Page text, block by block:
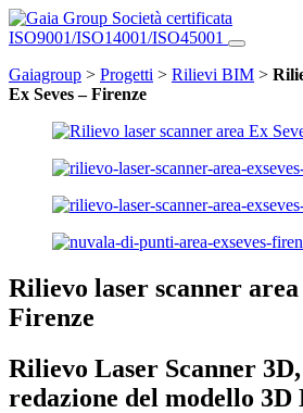
Società certificata
ISO9001/ISO14001/ISO45001
Gaiagroup > Progetti > Rilievi BIM >
Ex Seves – Firenze
Rilievo laser scanner area
Firenze
Rilievo Laser Scanner
redazione del modello 3D